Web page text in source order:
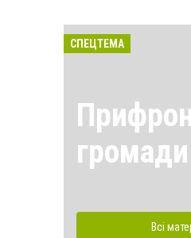
СПЕЦТЕМА
громади
Всі